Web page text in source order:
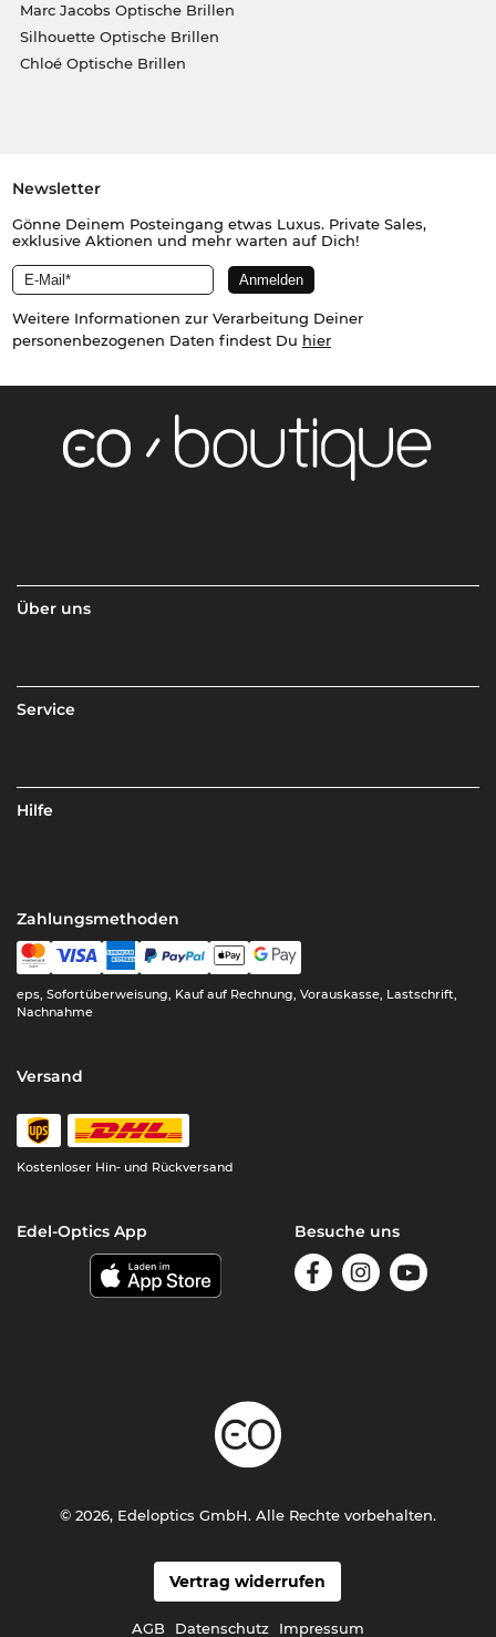
Marc Jacobs Optische Brillen
Silhouette Optische Brillen
Chloé Optische Brillen
Newsletter
Gönne Deinem Posteingang etwas Luxus. Private Sales,
exklusive Aktionen und mehr warten auf Dich!
Weitere Informationen zur Verarbeitung Deiner
personenbezogenen Daten findest Du hier
Über uns
Service
Hilfe
Zahlungsmethoden
eps, Sofortüberweisung, Kauf auf Rechnung, Vorauskasse, Lastschrift,
Nachnahme
Versand
Kostenloser Hin- und Rückversand
Edel-Optics App Besuche uns
Vertrag widerrufen
AGB Datenschutz Impressum
© 2026, Edeloptics GmbH. Alle Rechte vorbehalten.